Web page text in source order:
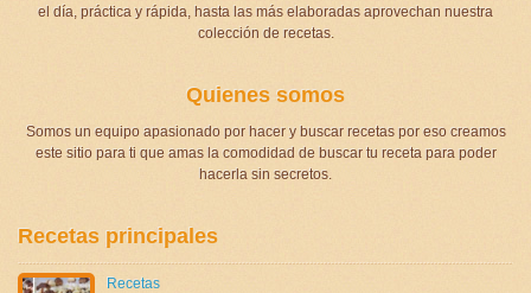
el día, práctica y rápida, hasta las más elaboradas aprovechan nuestra
colección de recetas.
Quienes somos
Somos un equipo apasionado por hacer y buscar recetas por eso creamos
este sitio para ti que amas la comodidad de buscar tu receta para poder
hacerla sin secretos.
Recetas principales
Recetas